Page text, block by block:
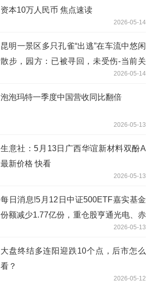
资本10万人民币 焦点速读
2026-05-14
昆明一景区多只孔雀“出逃”在车流中悠闲
散步，园方：已被寻回，未受伤-当前关
2026-05-14
泡泡玛特一季度中国营收同比翻倍
2026-05-13
生意社：5月13日广西华谊新材料双酚A
最新价格 快看
2026-05-13
每日消息!5月12日中证500ETF嘉实基金
份额减少1.77亿份，重仓股亨通光电、赤
2026-05-13
大盘终结多连阳迎跌10个点，后市怎么
看？
2026-05-12